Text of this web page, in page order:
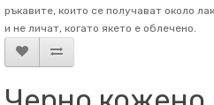
ръкавите, които се получават около
и не личат, когато якето е облечено.